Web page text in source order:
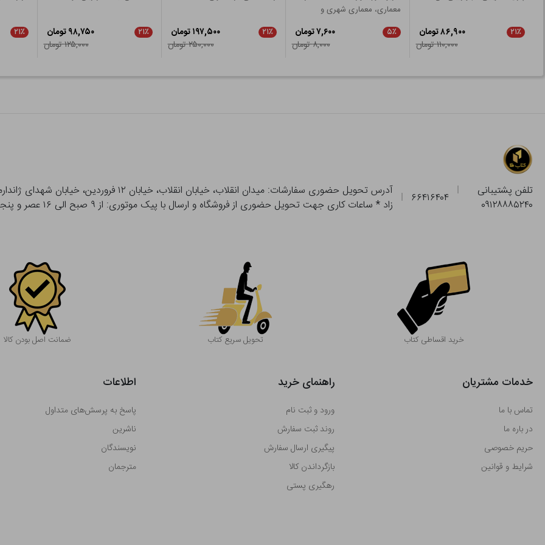
۲۱٪
۸۶,۹۰۰ تومان
۱۱۰,۰۰۰ تومان
معماری، معماری شهری و
۵٪
۷,۶۰۰ تومان
۸,۰۰۰ تومان
۲۱٪
۱۹۷,۵۰۰ تومان
۲۵۰,۰۰۰ تومان
۲۱٪
۹۸,۷۵۰ تومان
۱۲۵,۰۰۰ تومان
۲۱٪
تلفن پشتیبانی
۰۹۱۲۸۸۸۵۲۴۰
۶۶۴۱۶۴۰۴
زاد * ساعات کاری جهت تحویل حضوری از فروشگاه و ارسال با پیک موتوری: از ۹ صبح الی ۱۶ عصر و پنجشنبه ها تا ۱۲
خرید اقساطی کتاب تحویل سریع کتاب
بصورت حضوری از آدرس تحویل حضوری سفارش خود را بدون هیچ هزینه ای تحویل بگیرید.
ضمانت اصل بودن کالا
خدمات مشتریان
تماس با ما
در باره ما
حریم خصوصی
شرایط و قوانین
راهنمای خرید
ورود و ثبت نام
روند ثبت سفارش
پیگیری ارسال سفارش
بازگرداندن کالا
رهگیری پستی
اطلاعات
پاسخ به پرسش‌های متداول
ناشرین
نویسندگان
مترجمان